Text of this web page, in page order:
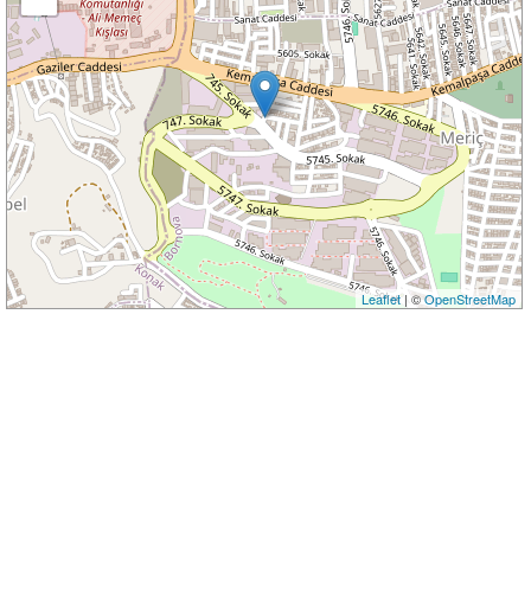
Leaflet| ©OpenStreetMap